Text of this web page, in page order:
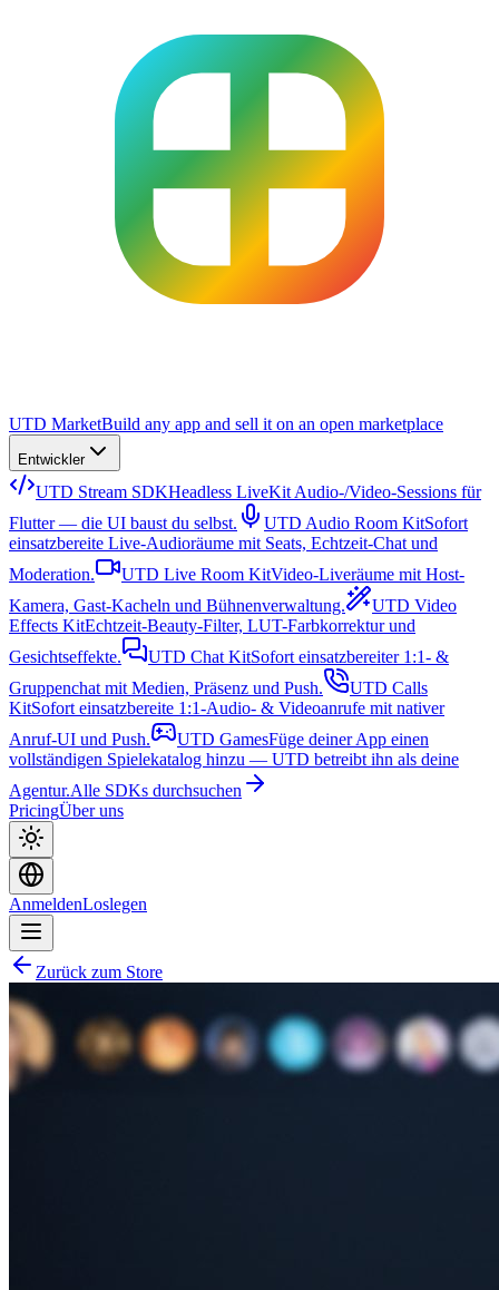
UTD MarketBuild any app and sell it on an open marketplace
Entwickler
UTD Stream SDKHeadless LiveKit Audio-/Video-Sessions für
Flutter — die UI baust du selbst.
UTD Audio Room KitSofort
einsatzbereite Live-Audioräume mit Seats, Echtzeit-Chat und
Moderation.
UTD Live Room KitVideo-Liveräume mit Host-
Kamera, Gast-Kacheln und Bühnenverwaltung.
UTD Video
Effects KitEchtzeit-Beauty-Filter, LUT-Farbkorrektur und
Gesichtseffekte.
UTD Chat KitSofort einsatzbereiter 1:1- &
Gruppenchat mit Medien, Präsenz und Push.
UTD Calls
KitSofort einsatzbereite 1:1-Audio- & Videoanrufe mit nativer
Anruf-UI und Push.
UTD GamesFüge deiner App einen
vollständigen Spielekatalog hinzu — UTD betreibt ihn als deine
Agentur.Alle SDKs durchsuchen
PricingÜber uns
AnmeldenLoslegen
Zurück zum Store